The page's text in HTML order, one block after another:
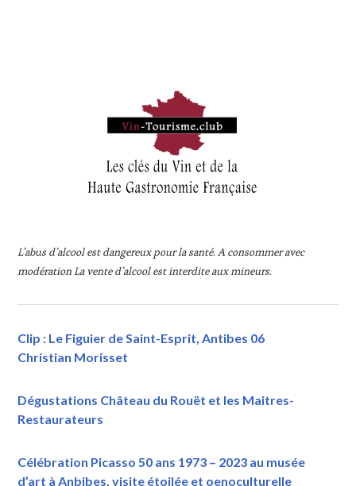
L’abus d’alcool est dangereux pour la santé. A consommer avec
modérationLa vente d’alcool est interdite aux mineurs.
Clip : Le Figuier de Saint-Esprit, Antibes 06
Christian Morisset
Dégustations Château du Rouët et les Maitres-
Restaurateurs
Célébration Picasso 50 ans 1973 – 2023 au musée
d’art à Anbibes, visite étoilée et oenoculturelle